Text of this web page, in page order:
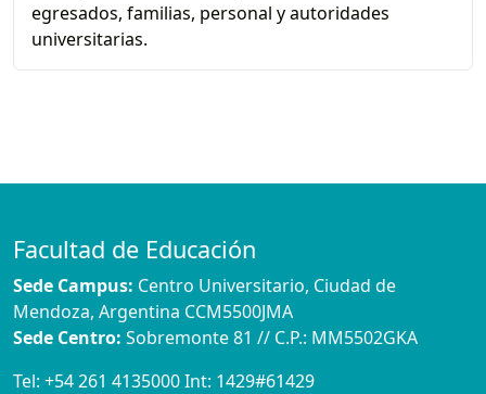
egresados, familias, personal y autoridades
universitarias.
Facultad de Educación
Sede Campus: Centro Universitario, Ciudad de
Mendoza, Argentina CCM5500JMA
Sede Centro: Sobremonte 81 // C.P.: MM5502GKA
Tel: +54 261 4135000Int: 1429#61429